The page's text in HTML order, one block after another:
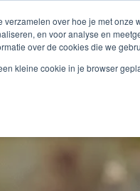
over hoe je met onze
en voor analyse en
over de cookies die we
kleine cookie in je browser
Over Renske